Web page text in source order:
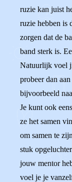
ruzie kan juist
ruzie hebben is
zorgen dat de
band sterk is.
Natuurlijk voel
probeer dan
bijvoorbeeld
Je kunt ook
ze het samen
om samen te
stuk
jouw mentor
voel je je